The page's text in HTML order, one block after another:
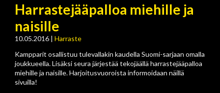
Harrastejääpalloa miehille ja
naisille
10.05.2016 | Harraste
Kampparit osallistuu tulevallakin kaudella Suomi-sarjaan omalla
joukkueella. Lisäksi seura järjestää tekojäällä harrastejääpalloa
miehille ja naisille. Harjoitusvuoroista informoidaan näillä
sivuilla!